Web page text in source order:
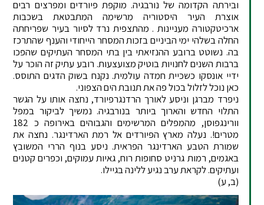
ובירתה הקדומה של נורבגיה. מוקפת פיורדים ומפרצים רבים
אוצרת העיר היסטוריה מרשימה המתבטאת בשכבות
ארכיטקטורה מעניינות . מהתצפית נרד לסיור בעיר שפריחתה
החלה בשלהי ימי הביניים בזכות המסחר הייחודי והענף שהתרכז
בה. נשוטט ברובע ההנזיאתי בין בתי המסחר העתיקים שהפכו
ברבות השנים לחנויות בוטיק מצועצעות. רובע עתיק זה הוכר על
ידיי אונסקו כשכיית חמדה עולמית. נקנח בשוק הדגים התוסס.
כאן נוכל לזלול בכול פה את תנובת הים הצפוני.
ניפרד מברגן וניסע לאורך הרדנגרפיורד, נחצה אותו על הגשר
התלוי החדש והארוך ביותר בנורבגיה. נמשיך לביקור במפל
וורינגפוסן, מהמפלים המרשימים והגבוהים באירופה כ 182
מטרים!. נעלה מארץ הפיורדים אל רמת הארדינגר. נחצה את
שמורת הטבע הארדינגר הפראית. ניסע בנוף הררי המשובץ
באגמים, רמות גרניט סחופות רוח, גאיות עמוקים, וכפרים קטנים
ועתיקים. לקראת ערב נגיע ללינה בגיילו.
(ב, ע)